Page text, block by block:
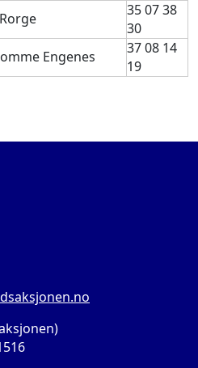
35 07 38
30
Engenes
37 08 14
19